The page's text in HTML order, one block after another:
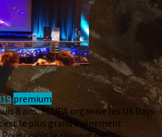
premium
8 ans, FLUPA organise les UX Days
le plus grand événement